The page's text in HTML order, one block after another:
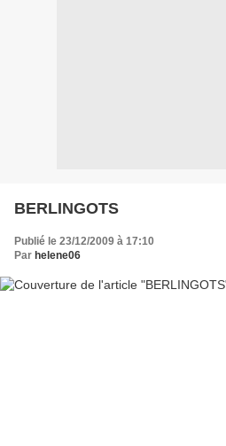
BERLINGOTS
Publié le 23/12/2009 à 17:10
Par helene06